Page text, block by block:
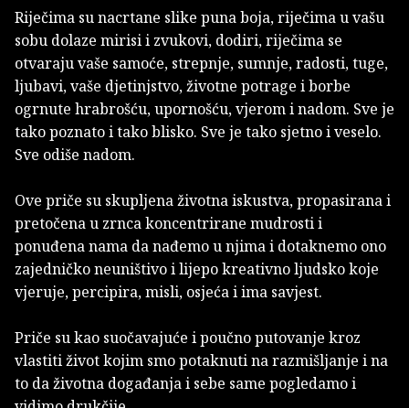
Riječima su nacrtane slike puna boja, riječima u vašu
sobu dolaze mirisi i zvukovi, dodiri, riječima se
otvaraju vaše samoće, strepnje, sumnje, radosti, tuge,
ljubavi, vaše djetinjstvo, životne potrage i borbe
ogrnute hrabrošću, upornošću, vjerom i nadom. Sve je
tako poznato i tako blisko. Sve je tako sjetno i veselo.
Sve odiše nadom.
Ove priče su skupljena životna iskustva, propasirana i
pretočena u zrnca koncentrirane mudrosti i
ponuđena nama da nađemo u njima i dotaknemo ono
zajedničko neuništivo i lijepo kreativno ljudsko koje
vjeruje, percipira, misli, osjeća i ima savjest.
Priče su kao suočavajuće i poučno putovanje kroz
vlastiti život kojim smo potaknuti na razmišljanje i na
to da životna događanja i sebe same pogledamo i